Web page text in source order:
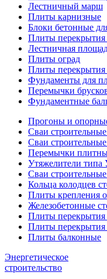
Лестничный марш
Плиты карнизные
Блоки бетонные
Плиты
Лестничная
Плиты оград
Плиты
Фундаменты для
Перемычки
Фундаментные
Прогоны и
Сваи
Сваи
Перемычки
Утяжелители
Сваи
Кольца колодцев
Плиты крепления
Железобетонные
Плиты перекрытия
Плиты перекрытия
Плиты балконные
Энергетическое
строительство